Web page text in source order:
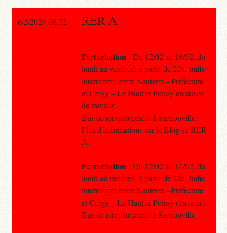
6/2/2024 08:32 RER A
Perturbation : Du 12/02 au 16/02, du
lundi au vendredi à partir de 22h, trafic
interrompu entre Nanterre – Préfecture
et Cergy – Le Haut et Poissy en raison
de travaux.
Bus de remplacement à Sartrouville.
Plus d'informations sur le Blog su RER
A.
Perturbation : Du 12/02 au 16/02, du
lundi au vendredi à partir de 22h, trafic
interrompu entre Nanterre – Préfecture
et Cergy – Le Haut et Poissy (travaux).
Bus de remplacement à Sartrouville.